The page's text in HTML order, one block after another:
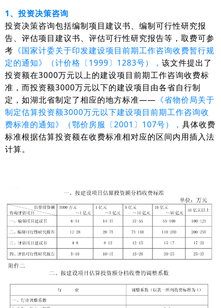
1、投资决策咨询
投资决策咨询包括编制项目建议书、编制可行性研究报
告、评估项目建议书、评估可行性研究报告等，取费可参
考 《国家计委关于印发建设项目前期工作咨询收费暂行规
定的通知》（计价格〔1999〕1283号）， 该文件提出了
投资额在3000万元以上的建设项目前期工作咨询收费标
准，而投资额3000万元以下的建设项目由各省自行制
定，如湖北省制定了相应的地方标准—— 《省物价局关于
制定估算投资额3000万元以下建设项目前期工作咨询收
费标准的通知》（鄂价房服〔2001〕107号）， 具体收费
标准根据估算投资额在收费标准相对应的区间内用插入法
计算。